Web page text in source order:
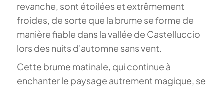
revanche, sont étoilées et extrêmement
froides, de sorte que la brume se forme de
manière fiable dans la vallée de Castelluccio
lors des nuits d'automne sans vent.
Cette brume matinale, qui continue à
enchanter le paysage autrement magique, se